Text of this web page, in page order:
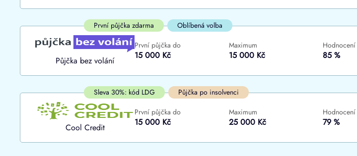
První půjčka zdarma Oblíbená volba
Půjčka bez volání
První půjčka do
15 000 Kč
Maximum
15 000 Kč
Hodnocení
85 %
Sleva 30%: kód LDG Půjčka po insolvenci
Cool Credit
První půjčka do
15 000 Kč
Maximum
25 000 Kč
Hodnocení
79 %